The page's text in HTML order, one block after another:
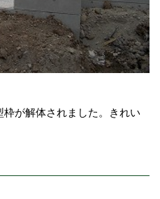
が解体されました。きれい